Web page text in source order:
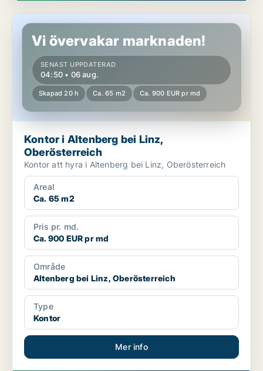
Kontor i Altenberg bei Linz, Oberösterreich
Vi övervakar marknaden!
SENAST UPPDATERAD
04:50 • 06 aug.
Skapad 20 h Ca. 65 m2 Ca. 900 EUR pr md
Kontor i Altenberg bei Linz,
Oberösterreich
Kontor att hyra i Altenberg bei Linz, Oberösterreich
Areal
Ca. 65 m2
Pris pr. md.
Ca. 900 EUR pr md
Område
Altenberg bei Linz, Oberösterreich
Type
Kontor
Mer info